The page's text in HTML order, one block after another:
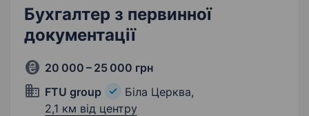
Бухгалтер з первинної
документації
20 000 – 25 000 грн
FTU group
Біла Церква,
2,1 км від центру